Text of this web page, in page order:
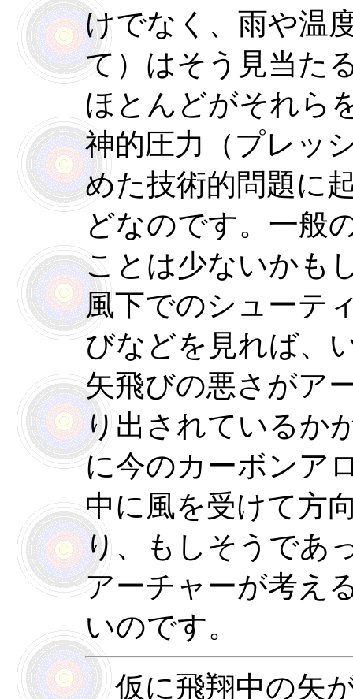
けでなく、雨や温
て）はそう見当た
ほとんどがそれら
神的圧力（プレッ
めた技術的問題に
どなのです。一般
ことは少ないかも
風下でのシューテ
びなどを見れば、
矢飛びの悪さがア
り出されているか
に今のカーボンア
中に風を受けて方
り、もしそうであ
アーチャーが考え
いのです。
仮に飛翔中の矢